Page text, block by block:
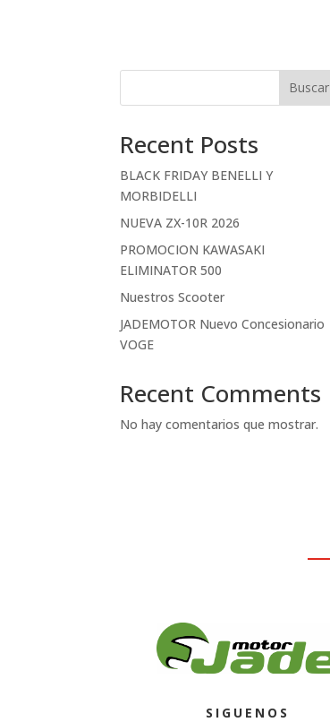
Buscar
Recent Posts
BLACK FRIDAY BENELLI Y
MORBIDELLI
NUEVA ZX-10R 2026
PROMOCION KAWASAKI
ELIMINATOR 500
Nuestros Scooter
JADEMOTOR Nuevo Concesionario
VOGE
Recent Comments
No hay comentarios que mostrar.
SIGUENOS